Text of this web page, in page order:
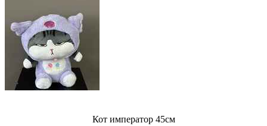
Кот император 45см